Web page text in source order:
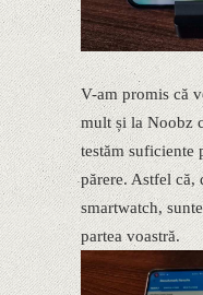
V-am promis că
mult și la Noobz
testăm suficiente
părere. Astfel că,
smartwatch,
partea voastră.